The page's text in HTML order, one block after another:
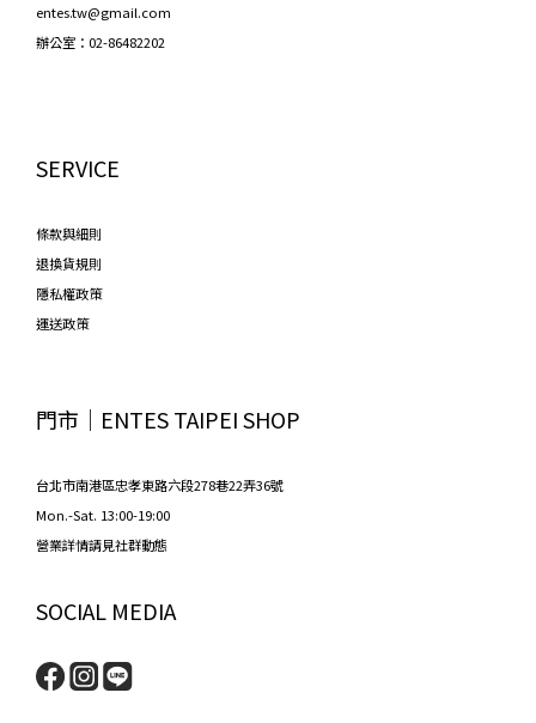
entes.tw@gmail.com
辦公室：02-86482202
SERVICE
條款與細則
退換貨規則
隱私權政策
運送政策
門市│ENTES TAIPEI SHOP
台北市南港區忠孝東路六段278巷22弄36號
Mon.-Sat. 13:00-19:00
營業詳情請見社群動態
SOCIAL MEDIA